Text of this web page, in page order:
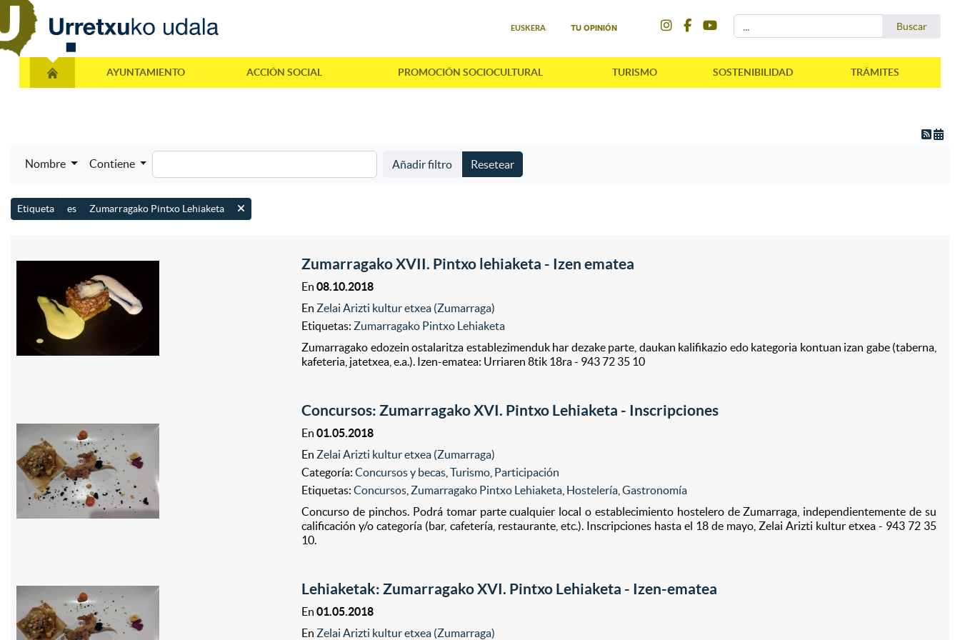
EUSKERA TU OPINIÓN Buscar
AYUNTAMIENTO ACCIÓN SOCIAL PROMOCIÓN SOCIOCULTURAL TURISMO SOSTENIBILIDAD TRÁMITES
Nombre Contiene Añadir filtro Resetear
Etiqueta es Zumarragako Pintxo Lehiaketa
Zumarragako XVII. Pintxo lehiaketa - Izen ematea
En08.10.2018
En Zelai Arizti kultur etxea (Zumarraga)
Etiquetas: Zumarragako Pintxo Lehiaketa
Zumarragako edozein ostalaritza establezimenduk har dezake parte, daukan kalifikazio edo kategoria kontuan izan gabe (taberna,
kafeteria, jatetxea, e.a.). Izen-ematea: Urriaren 8tik 18ra - 943 72 35 10
Concursos: Zumarragako XVI. Pintxo Lehiaketa - Inscripciones
En01.05.2018
En Zelai Arizti kultur etxea (Zumarraga)
Categoría:Concursos y becas ,Turismo Participación
Etiquetas:Concursos Zumarragako Pintxo Lehiaketa Hostelería ,Gastronomía
Concurso de pinchos. Podrá tomar parte cualquier local o establecimiento hostelero de Zumarraga, independientemente de su
calificación y/o categoría (bar, cafetería, restaurante, etc.). Inscripciones hasta el 18 de mayo, Zelai Arizti kultur etxea - 943 72 35
10.
Lehiaketak: Zumarragako XVI. Pintxo Lehiaketa - Izen-ematea
En01.05.2018
En Zelai Arizti kultur etxea (Zumarraga)